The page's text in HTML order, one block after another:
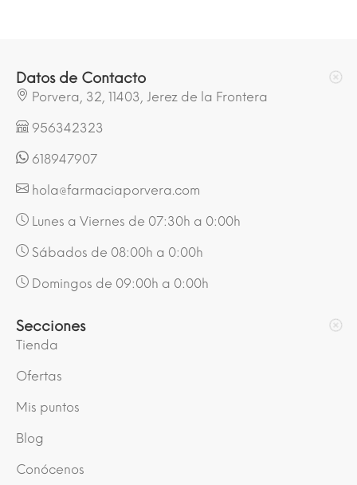
Datos de Contacto
Porvera, 32, 11403, Jerez de la Frontera
956342323
618947907
hola@farmaciaporvera.com
Lunes a Viernes de 07:30h a 0:00h
Sábados de 08:00h a 0:00h
Domingos de 09:00h a 0:00h
Secciones
Tienda
Ofertas
Mis puntos
Blog
Conócenos